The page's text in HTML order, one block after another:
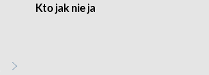
Kto jak nie ja